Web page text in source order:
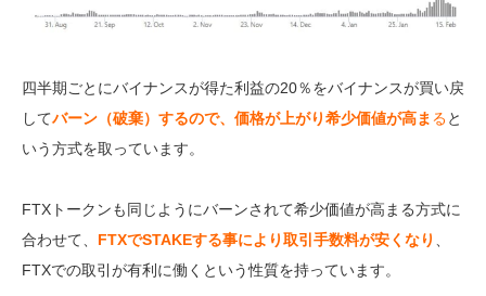
四半期ごとにバイナンスが得た利益の20％をバイナンスが買い戻
してバーン（破棄）するので、価格が上がり希少価値が高ま ると
いう方式を取っています。
FTXトークンも同じようにバーンされて希少価値が高まる方式に
合わせて、 FTXでSTAKEする事により取引手数料が安くなり
FTXでの取引が有利に働くという性質を持っています。